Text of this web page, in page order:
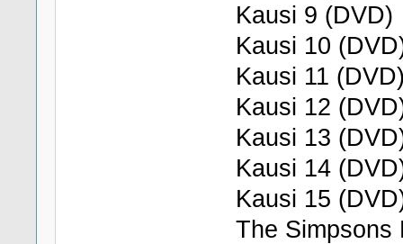
Kausi 9 (DVD)
Kausi 10
Kausi 11
Kausi 12
Kausi 13
Kausi 14
Kausi 15
The Simpsons